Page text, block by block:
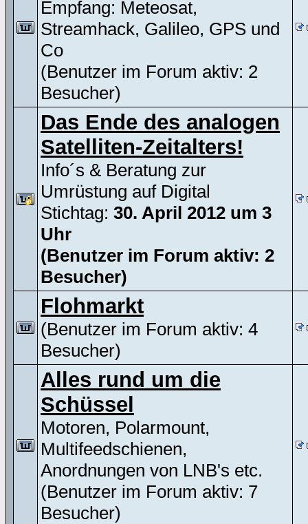
Empfang: Meteosat,
Streamhack, Galileo, GPS und
Co
(Benutzer im Forum aktiv: 2
Besucher)
Das Ende des analogen
Satelliten-Zeitalters!
Info´s & Beratung zur
Umrüstung auf Digital
Stichtag: 30. April 2012 um 3
Uhr
(Benutzer im Forum aktiv: 2
Besucher)
Flohmarkt
(Benutzer im Forum aktiv: 4
Besucher)
Alles rund um die
Schüssel
Motoren, Polarmount,
Multifeedschienen,
Anordnungen von LNB's etc.
(Benutzer im Forum aktiv: 7
Besucher)